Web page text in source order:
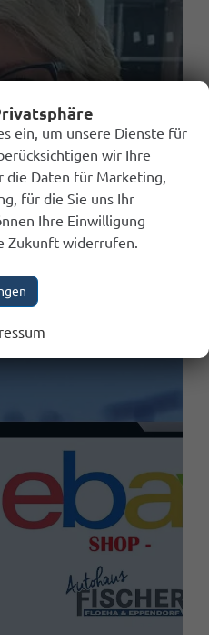
ein, um unsere Dienste für
wir Ihre
die Daten für Marketing,
für die Sie uns Ihr
Ihre Einwilligung
Zukunft widerrufen.